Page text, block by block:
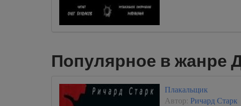
Популярное в жанре
Плакальщик
Автор: Ричард Старк